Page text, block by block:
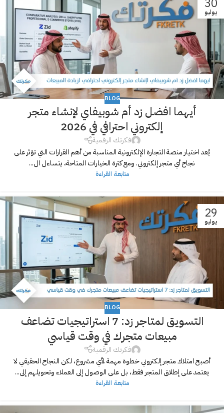
30
يوليو
BLOG
أيهما افضل زد أم شوبيفاي لإنشاء متجر
إلكتروني احترافي في 2026
فكرتك الرقمية
يُعد اختيار منصة التجارة الإلكترونية المناسبة من أهم القرارات التي تؤثر على
نجاح أي متجر إلكتروني. ومع كثرة الخيارات المتاحة، يتساءل ال...
متابعة القراءة
29
يوليو
BLOG
التسويق لمتاجر زد: 7 استراتيجيات تضاعف
مبيعات متجرك في وقت قياسي
فكرتك الرقمية
أصبح امتلاك متجر إلكتروني خطوة مهمة لأي مشروع، لكن النجاح الحقيقي لا
يعتمد على إطلاق المتجر فقط، بل على الوصول إلى العملاء وتحويلهم إلى...
متابعة القراءة